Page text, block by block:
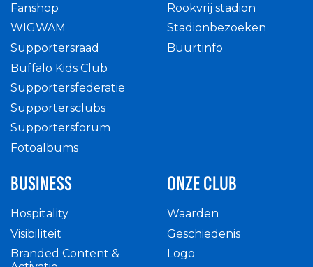
Fanshop
WIGWAM
Supportersraad
Buffalo Kids Club
Supportersfederatie
Supportersclubs
Supportersforum
Fotoalbums
Rookvrij stadion
Stadionbezoeken
Buurtinfo
BUSINESS
Hospitality
Visibiliteit
Branded Content &
ONZE CLUB
Waarden
Geschiedenis
Logo